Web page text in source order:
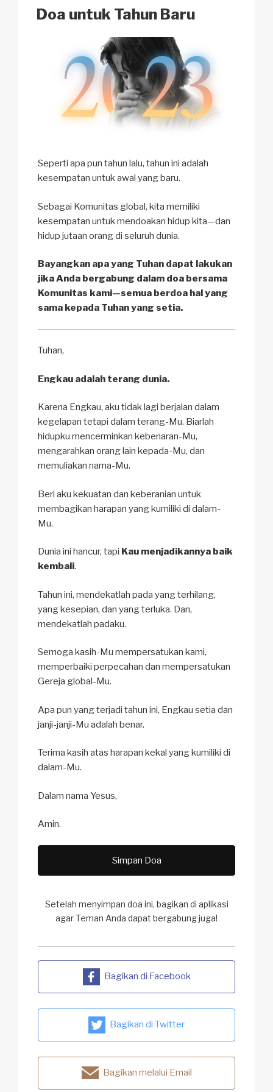
k
o p
at
ON
Doa untuk Tahun Baru
Seperti apa pun tahun lalu, tahun ini adalah
kesempatan untuk awal yang baru.
Sebagai Komunitas global, kita memiliki
kesempatan untuk mendoakan hidup kita—dan
hidup jutaan orang di seluruh dunia.
Bayangkan apa yang Tuhan dapat lakukan
jika Anda bergabung dalam doa bersama
Komunitas kami—semua berdoa hal yang
sama kepada Tuhan yang setia.
Tuhan,
Engkau adalah terang dunia.
Karena Engkau, aku tidak lagi berjalan dalam
kegelapan tetapi dalam terang-Mu. Biarlah
hidupku mencerminkan kebenaran-Mu,
mengarahkan orang lain kepada-Mu, dan
memuliakan nama-Mu.
Beri aku kekuatan dan keberanian untuk
membagikan harapan yang kumiliki di dalam-
Mu.
Dunia ini hancur, tapi Kau menjadikannya baik
kembali.
Tahun ini, mendekatlah pada yang terhilang,
yang kesepian, dan yang terluka. Dan,
mendekatlah padaku.
Semoga kasih-Mu mempersatukan kami,
memperbaiki perpecahan dan mempersatukan
Gereja global-Mu.
Apa pun yang terjadi tahun ini, Engkau setia dan
janji-janji-Mu adalah benar.
Terima kasih atas harapan kekal yang kumiliki di
dalam-Mu.
Dalam nama Yesus,
Amin.
Simpan Doa
Setelah menyimpan doa ini, bagikan di aplikasi
agar Teman Anda dapat bergabung juga!
Bagikan di Facebook
Bagikan di Twitter
Bagikan melalui Email